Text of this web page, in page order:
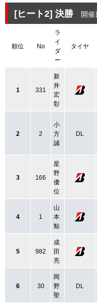
[ヒート2] 決勝 開
順位 No
ラ
イ
ダ
ー
タイヤ
1 331
新
井
宏
彰
2 2
小
方
誠
DL
3 166
星
野
優
位
4 1
山
本
鯨
5 982
成
田
亮
6 30
岡
野
聖
DL